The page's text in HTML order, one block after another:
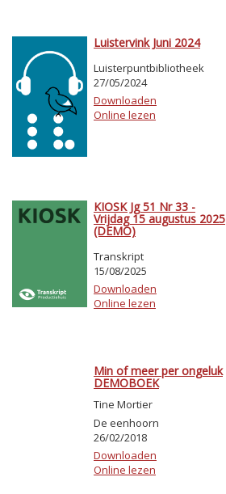
Luistervink Juni 2024
Luisterpuntbibliotheek
27/05/2024
Downloaden
Online lezen
KIOSK Jg 51 Nr 33 -
Vrijdag 15 augustus 2025
(DEMO)
Transkript
15/08/2025
Downloaden
Online lezen
Min of meer per ongeluk
DEMOBOEK
Tine Mortier
De eenhoorn
26/02/2018
Downloaden
Online lezen